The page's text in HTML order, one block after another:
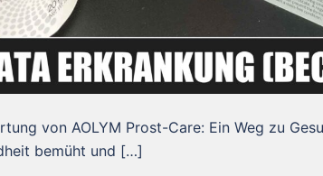
von AOLYM Prost-Care: Ein Weg zu
bemüht und […]